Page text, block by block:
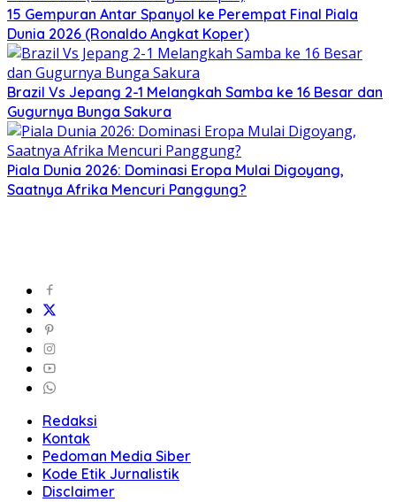
15 Gempuran Antar Spanyol ke Perempat Final Piala
Dunia 2026 (Ronaldo Angkat Koper)
Brazil Vs Jepang 2-1 Melangkah Samba ke 16 Besar dan
Gugurnya Bunga Sakura
Piala Dunia 2026: Dominasi Eropa Mulai Digoyang,
Saatnya Afrika Mencuri Panggung?
Redaksi
Kontak
Pedoman Media Siber
Kode Etik Jurnalistik
Disclaimer